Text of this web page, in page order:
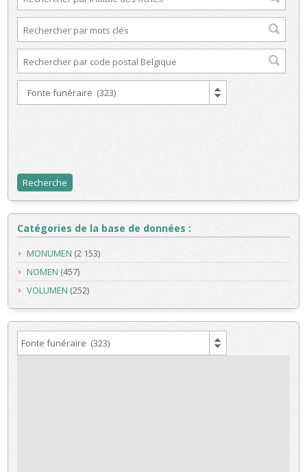
Catégories de la base de données :
MONUMEN (2 153)
NOMEN (457)
VOLUMEN (252)